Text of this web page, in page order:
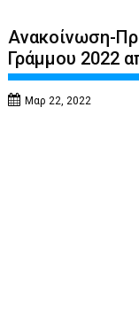
Ανακοίνωση-
Γράμμου 2022
Μαρ 22, 2022